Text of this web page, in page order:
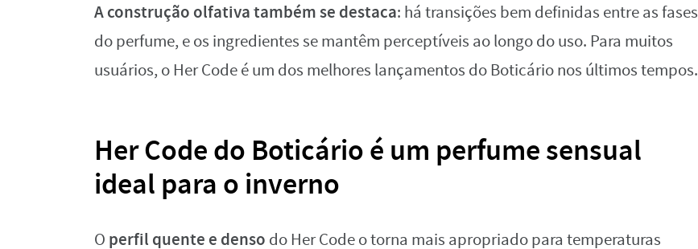
A construção olfativa também se destaca: há transições bem definidas entre as fases
do perfume, e os ingredientes se mantêm perceptíveis ao longo do uso. Para muitos
usuários, o Her Code é um dos melhores lançamentos do Boticário nos últimos tempos.
Her Code do Boticário é um perfume sensual
ideal para o inverno
O perfil quente e denso do Her Code o torna mais apropriado para temperaturas